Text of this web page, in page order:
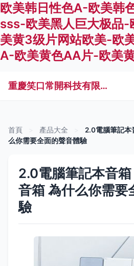
欧美韩日性色A-欧美韩
sss-欧美黑人巨大极品-
美黄3级片网站欧美-欧
A-欧美黄色AA片-欧美
重慶笑口常開科技有限公司
首頁 產品大全
2.0電腦筆記本
么你需要全面的聲音體驗
2.0電腦筆記本音
音箱 為什么你需要
驗